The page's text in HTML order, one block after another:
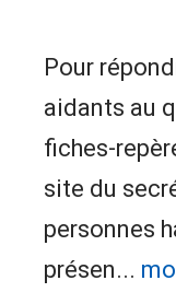
Pour
aidants au
fiches-
site du
personnes
présen...